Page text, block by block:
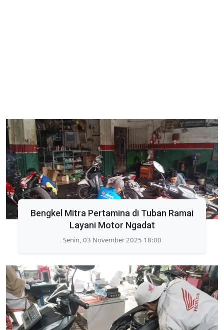
Bengkel Mitra Pertamina di Tuban Ramai
Layani Motor Ngadat
Senin, 03 November 2025 18:00